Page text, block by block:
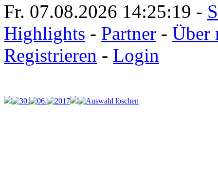
Fr. 07.08.2026 14:25:19 -
Highlights - Partner - Über
Registrieren - Login